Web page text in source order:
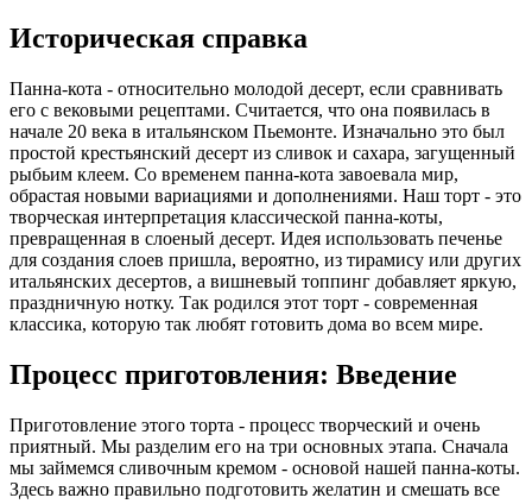
Историческая справка
Панна-кота - относительно молодой десерт, если сравнивать
его с вековыми рецептами. Считается, что она появилась в
начале 20 века в итальянском Пьемонте. Изначально это был
простой крестьянский десерт из сливок и сахара, загущенный
рыбьим клеем. Со временем панна-кота завоевала мир,
обрастая новыми вариациями и дополнениями. Наш торт - это
творческая интерпретация классической панна-коты,
превращенная в слоеный десерт. Идея использовать печенье
для создания слоев пришла, вероятно, из тирамису или других
итальянских десертов, а вишневый топпинг добавляет яркую,
праздничную нотку. Так родился этот торт - современная
классика, которую так любят готовить дома во всем мире.
Процесс приготовления: Введение
Приготовление этого торта - процесс творческий и очень
приятный. Мы разделим его на три основных этапа. Сначала
мы займемся сливочным кремом - основой нашей панна-коты.
Здесь важно правильно подготовить желатин и смешать все